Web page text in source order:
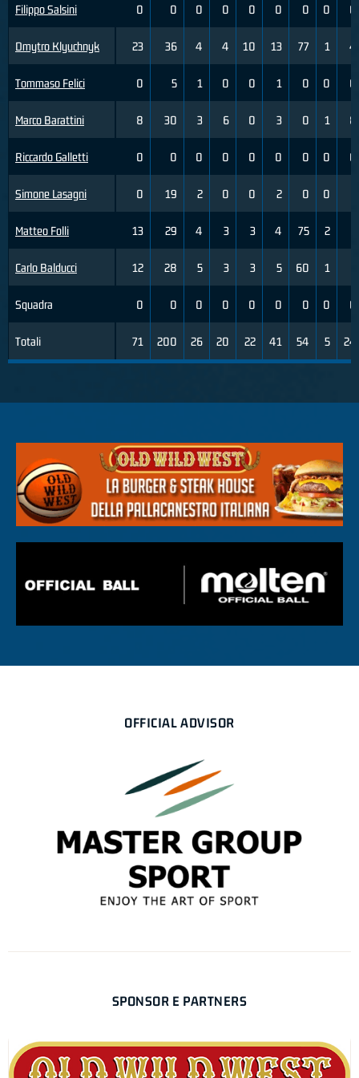
Filippo Salsini
Dmytro Klyuchnyk
Tommaso Felici
Marco Barattini
Riccardo Galletti
Simone Lasagni
Matteo Folli
Carlo Balducci
Squadra
Totali
0 0 0 0 0 0 0 0 0
23 36 4 4 10 13 77 1 4
0 5 1 0 0 1 0 0 0
8 30 3 6 0 3 0 1 8
0 0 0 0 0 0 0 0 0
0 19 2 0 0 2 0 0
13 29 4 3 3 4 75 2
12 28 5 3 3 5 60 1
0 0 0 0 0 0 0 0 0
71 200 26 20 22 41 54 5 24
OFFICIAL ADVISOR
SPONSOR E PARTNERS